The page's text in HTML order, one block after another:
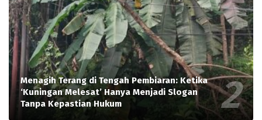
Menagih Terang di Tengah Pembiaran: Ketika
‘Kuningan Melesat’ Hanya Menjadi Slogan
Tanpa Kepastian Hukum